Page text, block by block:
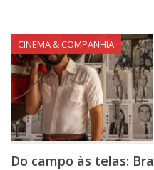
CINEMA & COMPANHIA
Do campo às telas: